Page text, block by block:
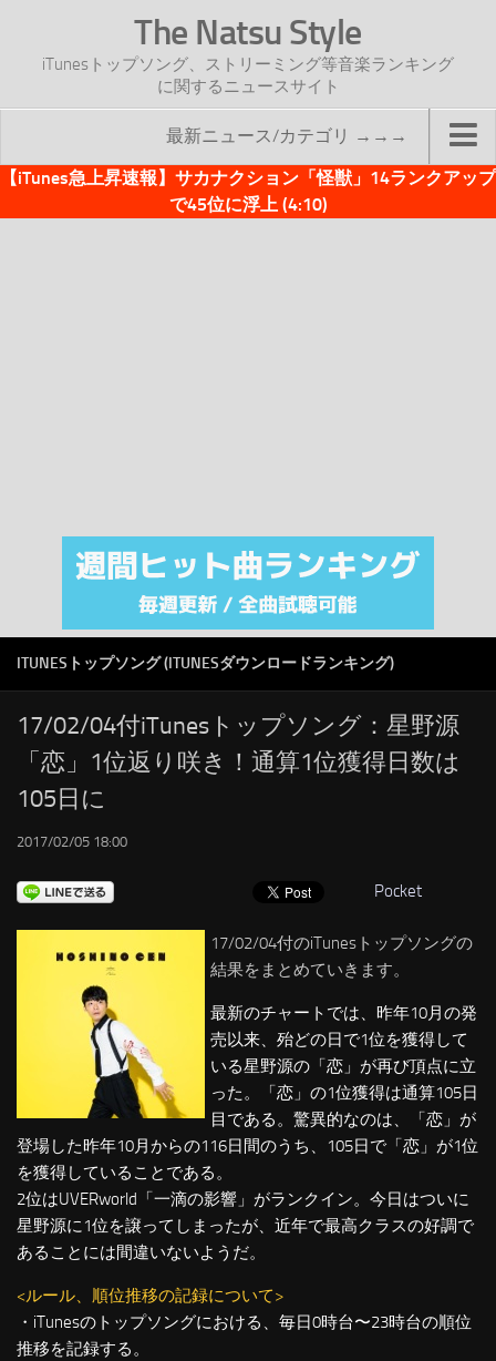
The Natsu Style
iTunesトップソング、ストリーミング等音楽ランキング
に関するニュースサイト
最新ニュース/カテゴリ →→→
TOP
注目カテゴリ
オリジナルiTunes週間トップソング
RSS
LINKS
【iTunes急上昇速報】サカナクション「怪獣」14ランクアップ
で45位に浮上 (4:10)
ITUNESトップソング (ITUNESダウンロードランキング)
17/02/04付iTunesトップソング：星野源
「恋」1位返り咲き！通算1位獲得日数は
105日に
2017/02/05 18:00
Pocket
17/02/04付のiTunesトップソングの
結果をまとめていきます。
最新のチャートでは、昨年10月の発
売以来、殆どの日で1位を獲得して
いる星野源の「恋」が再び頂点に立
った。「恋」の1位獲得は通算105日
目である。驚異的なのは、「恋」が
登場した昨年10月からの116日間のうち、105日で「恋」が1位
を獲得していることである。
2位はUVERworld「一滴の影響」がランクイン。今日はついに
星野源に1位を譲ってしまったが、近年で最高クラスの好調で
あることには間違いないようだ。
<ルール、順位推移の記録について>
・iTunesのトップソングにおける、毎日0時台〜23時台の順位
推移を記録する。